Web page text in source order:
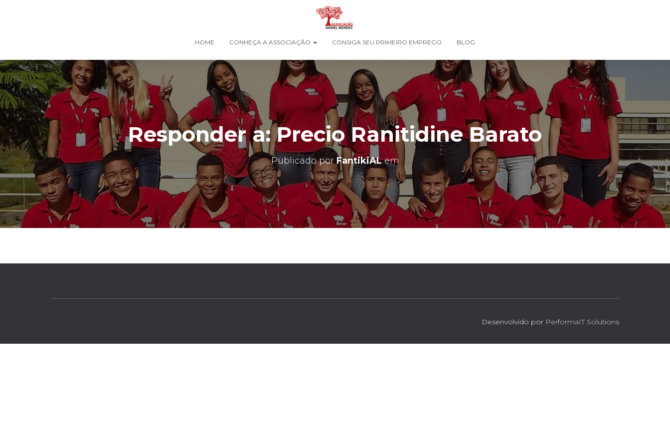
HOME CONHEÇA A ASSOCIAÇÃO CONSIGA SEU PRIMEIRO EMPREGO BLOG
Responder a: Precio Ranitidine Barato
Publicado porFantikiALem
Desenvolvido por PerformaIT Solutions